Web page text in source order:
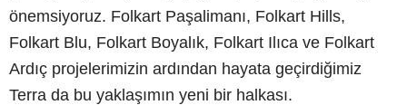
önemsiyoruz. Folkart Paşalimanı, Folkart Hills,
Folkart Blu, Folkart Boyalık, Folkart Ilıca ve Folkart
Ardıç projelerimizin ardından hayata geçirdiğimiz
Terra da bu yaklaşımın yeni bir halkası.